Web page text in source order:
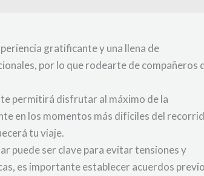
gratificante y una llena de
por lo que rodearte de compañeros
permitirá disfrutar al máximo de la
en los momentos más difíciles del
tu viaje.
puede ser clave para evitar tensiones y
es importante establecer acuerdos